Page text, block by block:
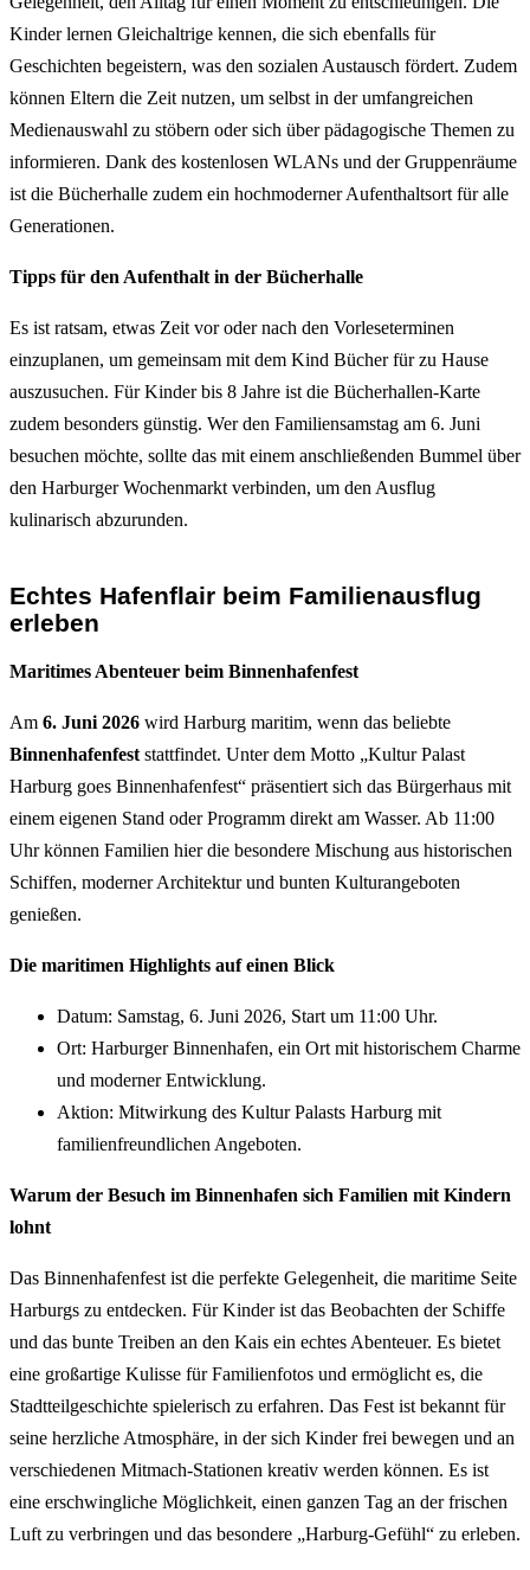
Kinder lernen Gleichaltrige kennen, die sich ebenfalls für
Geschichten begeistern, was den sozialen Austausch fördert. Zudem
können Eltern die Zeit nutzen, um selbst in der umfangreichen
Medienauswahl zu stöbern oder sich über pädagogische Themen zu
informieren. Dank des kostenlosen WLANs und der Gruppenräume
ist die Bücherhalle zudem ein hochmoderner Aufenthaltsort für alle
Generationen.
Tipps für den Aufenthalt in der Bücherhalle
Es ist ratsam, etwas Zeit vor oder nach den Vorleseterminen
einzuplanen, um gemeinsam mit dem Kind Bücher für zu Hause
auszusuchen. Für Kinder bis 8 Jahre ist die Bücherhallen-Karte
zudem besonders günstig. Wer den Familiensamstag am 6. Juni
besuchen möchte, sollte das mit einem anschließenden Bummel über
den Harburger Wochenmarkt verbinden, um den Ausflug
kulinarisch abzurunden.
Echtes Hafenflair beim Familienausflug
erleben
Maritimes Abenteuer beim Binnenhafenfest
Am 6. Juni 2026 wird Harburg maritim, wenn das beliebte
Binnenhafenfest stattfindet. Unter dem Motto „Kultur Palast
Harburg goes Binnenhafenfest“ präsentiert sich das Bürgerhaus mit
einem eigenen Stand oder Programm direkt am Wasser. Ab 11:00
Uhr können Familien hier die besondere Mischung aus historischen
Schiffen, moderner Architektur und bunten Kulturangeboten
genießen.
Die maritimen Highlights auf einen Blick
Datum: Samstag, 6. Juni 2026, Start um 11:00 Uhr.
Ort: Harburger Binnenhafen, ein Ort mit historischem Charme
und moderner Entwicklung.
Aktion: Mitwirkung des Kultur Palasts Harburg mit
familienfreundlichen Angeboten.
Warum der Besuch im Binnenhafen sich Familien mit Kindern
lohnt
Das Binnenhafenfest ist die perfekte Gelegenheit, die maritime Seite
Harburgs zu entdecken. Für Kinder ist das Beobachten der Schiffe
und das bunte Treiben an den Kais ein echtes Abenteuer. Es bietet
eine großartige Kulisse für Familienfotos und ermöglicht es, die
Stadtteilgeschichte spielerisch zu erfahren. Das Fest ist bekannt für
seine herzliche Atmosphäre, in der sich Kinder frei bewegen und an
verschiedenen Mitmach-Stationen kreativ werden können. Es ist
eine erschwingliche Möglichkeit, einen ganzen Tag an der frischen
Luft zu verbringen und das besondere „Harburg-Gefühl“ zu erleben.